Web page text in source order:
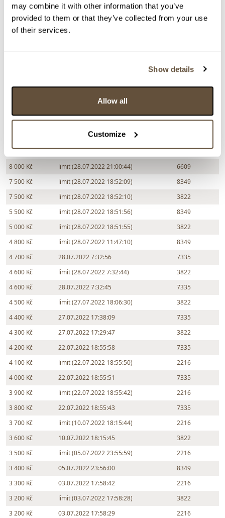
may combine it with other information that you’ve
provided to them or that they’ve collected from your use
of their services.
Show details
Allow all
Customize
> Zobrazit informaci jak prodat obraz v aukci
limit (28.07.2022 22:14:26)
9 500 Kč
28.07.2022 22:14:27
8349
limit (28.07.2022 21:29:03)
8 500 Kč
28.07.2022 21:29:04
7335
8 000 Kč
limit (28.07.2022 21:00:44)
6609
7 500 Kč
limit (28.07.2022 18:52:09)
8349
7 500 Kč
limit (28.07.2022 18:52:10)
3822
5 500 Kč
limit (28.07.2022 18:51:56)
8349
5 000 Kč
limit (28.07.2022 18:51:55)
3822
4 800 Kč
limit (28.07.2022 11:47:10)
8349
4 700 Kč
28.07.2022 7:32:56
7335
4 600 Kč
limit (28.07.2022 7:32:44)
3822
4 600 Kč
28.07.2022 7:32:45
7335
4 500 Kč
limit (27.07.2022 18:06:30)
3822
4 400 Kč
27.07.2022 17:38:09
7335
4 300 Kč
27.07.2022 17:29:47
3822
4 200 Kč
22.07.2022 18:55:58
7335
4 100 Kč
limit (22.07.2022 18:55:50)
2216
4 000 Kč
22.07.2022 18:55:51
7335
3 900 Kč
limit (22.07.2022 18:55:42)
2216
3 800 Kč
22.07.2022 18:55:43
7335
3 700 Kč
limit (10.07.2022 18:15:44)
2216
3 600 Kč
10.07.2022 18:15:45
3822
3 500 Kč
limit (05.07.2022 23:55:59)
2216
3 400 Kč
05.07.2022 23:56:00
8349
3 300 Kč
03.07.2022 17:58:42
2216
3 200 Kč
limit (03.07.2022 17:58:28)
3822
3 200 Kč
03.07.2022 17:58:29 2216